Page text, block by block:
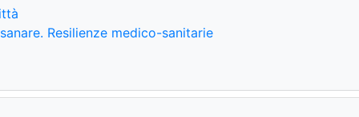
Resilienze medico-sanitarie